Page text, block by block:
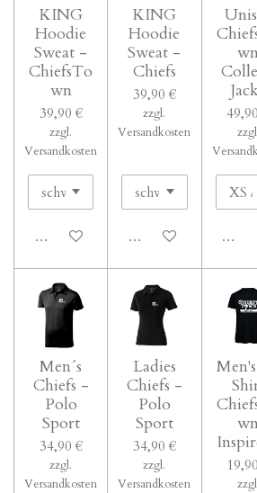
KING
Hoodie
Sweat -
ChiefsTo
wn
39,90 €
zzgl.
Versandkosten
In den Warenkorb
KING
Hoodie
Sweat -
Chiefs
39,90 €
zzgl.
Versandkosten
In den Warenkorb
In
Men´s
Chiefs -
Polo
Sport
34,90 €
zzgl.
Versandkosten
Ladies
Chiefs -
Polo
Sport
34,90 €
zzgl.
Versandkosten